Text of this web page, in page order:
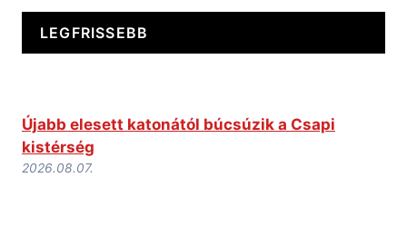
LEGFRISSEBB
Újabb elesett katonától búcsúzik a Csapi
kistérség
2026.08.07.